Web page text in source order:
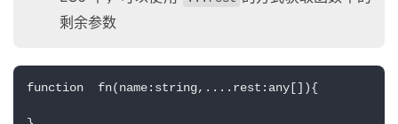
剩余参数
function  fn(name:string,....rest:any[]){